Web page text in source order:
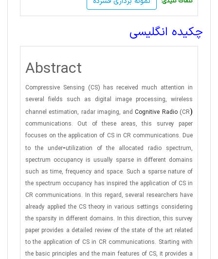
چکیده انگلیسی
Abstract
Compressive Sensing (CS) has received much attention in
several fields such as digital image processing, wireless
channel estimation, radar imaging, andCognitive Radio(CR)
communications. Out of these areas, this survey paper
focuses on the application of CS in CR communications. Due
to the under-utilization of the allocated radio spectrum,
spectrum occupancy is usually sparse in different domains
such as time, frequency and space. Such a sparse nature of
the spectrum occupancy has inspired the application of CS in
CR communications. In this regard, several researchers have
already applied the CS theory in various settings considering
the sparsity in different domains. In this direction, this survey
paper provides a detailed review of the state of the art related
to the application of CS in CR communications. Starting with
the basic principles and the main features of CS, it provides a